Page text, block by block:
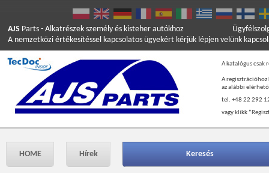
AJS Parts - Alkatrészek személy és kisteher autókhoz
A nemzetközi értékesítéssel kapcsolatos ügyekért kérjük lépjen velünk
A katalógus csak
A regisztrációhoz
az alábbi
tel. +48 22 292
vagy klikk
HOME Hírek Keresés